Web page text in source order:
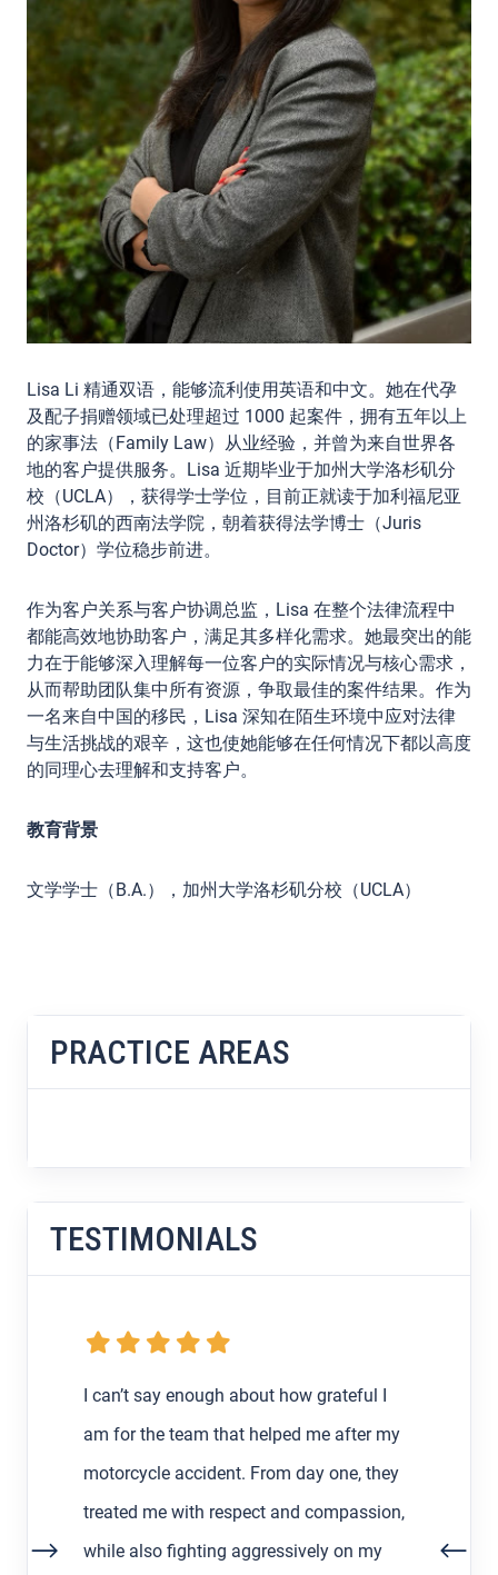
Lisa Li 精通双语，能够流利使用英语和中文。她在代孕
及配子捐赠领域已处理超过 1000 起案件，拥有五年以上
的家事法（Family Law）从业经验，并曾为来自世界各
地的客户提供服务。Lisa 近期毕业于加州大学洛杉矶分
校（UCLA），获得学士学位，目前正就读于加利福尼亚
州洛杉矶的西南法学院，朝着获得法学博士（Juris
Doctor）学位稳步前进。
作为客户关系与客户协调总监，Lisa 在整个法律流程中
都能高效地协助客户，满足其多样化需求。她最突出的能
力在于能够深入理解每一位客户的实际情况与核心需求，
从而帮助团队集中所有资源，争取最佳的案件结果。作为
一名来自中国的移民，Lisa 深知在陌生环境中应对法律
与生活挑战的艰辛，这也使她能够在任何情况下都以高度
的同理心去理解和支持客户。
教育背景
文学学士（B.A.），加州大学洛杉矶分校（UCLA）
PRACTICE AREAS
TESTIMONIALS
about how grateful I
helped me after my
From day one, they
and compassion,
aggressively on my
My boyfriend and I
runaround from an at-
insurance after my very
in Los Angeles back in
decided to find a lawyer